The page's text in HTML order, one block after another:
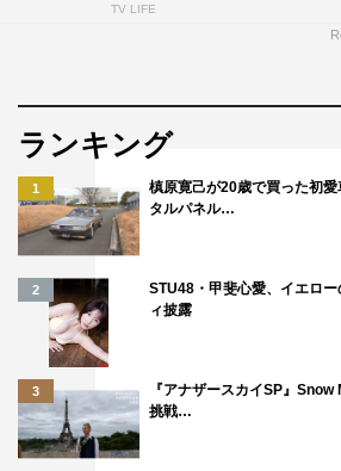
TV LIFE
ランキング
1
槙原寛己が20歳で買った初
タルパネル…
2
STU48・甲斐心愛、イエロ
ィ披露
3
『アナザースカイSP』
挑戦…